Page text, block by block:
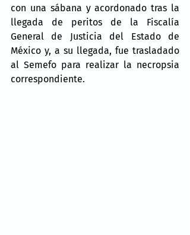
con una sábana y acordonado tras la
llegada de peritos de la Fiscalía
General de Justicia del Estado de
México y, a su llegada, fue trasladado
al Semefo para realizar la necropsia
correspondiente.